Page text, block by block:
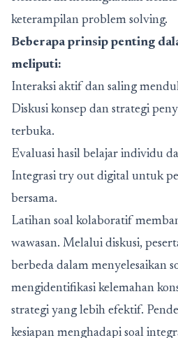
keterampilan problem solving.
Beberapa prinsip penting
meliputi:
Interaksi aktif dan saling
Diskusi konsep dan strategi
terbuka.
Evaluasi hasil belajar individu
Integrasi try out digital untuk
bersama.
Latihan soal kolaboratif
wawasan. Melalui diskusi,
berbeda dalam menyelesaikan
mengidentifikasi kelemahan
strategi yang lebih efektif.
kesiapan menghadapi soal